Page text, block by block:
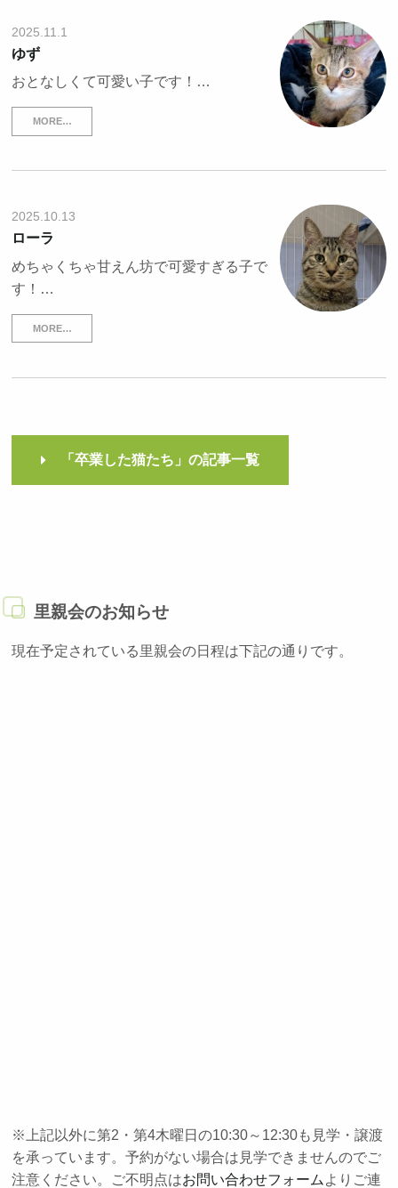
2025.11.1
ゆず
おとなしくて可愛い子です！…
MORE…
2025.10.13
ローラ
めちゃくちゃ甘えん坊で可愛すぎる子で
す！…
MORE…
「卒業した猫たち」の記事一覧
里親会のお知らせ
現在予定されている里親会の日程は下記の通りです。
※上記以外に第2・第4木曜日の10:30～12:30も見学・譲渡
を承っています。予約がない場合は見学できませんのでご
注意ください。ご不明点はお問い合わせフォーム よりご連